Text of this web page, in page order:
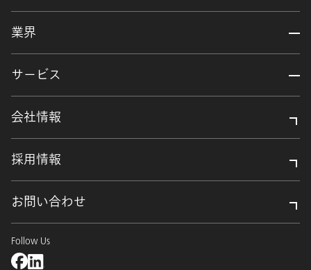
業界
サービス
会社情報
採用情報
お問い合わせ
Follow Us